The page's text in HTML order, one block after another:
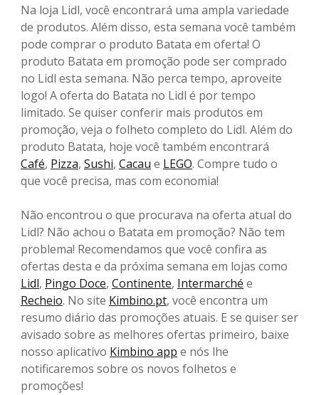
Na loja Lidl, você encontrará uma ampla variedade
de produtos. Além disso, esta semana você também
pode comprar o produto Batata em oferta! O
produto Batata em promoção pode ser comprado
no Lidl esta semana. Não perca tempo, aproveite
logo! A oferta do Batata no Lidl é por tempo
limitado. Se quiser conferir mais produtos em
promoção, veja o folheto completo do Lidl. Além do
produto Batata, hoje você também encontrará
Café, Pizza, Sushi, Cacau e LEGO. Compre tudo o
que você precisa, mas com economia!
Não encontrou o que procurava na oferta atual do
Lidl? Não achou o Batata em promoção? Não tem
problema! Recomendamos que você confira as
ofertas desta e da próxima semana em lojas como
Lidl, Pingo Doce, Continente, Intermarché e
Recheio. No site Kimbino.pt, você encontra um
resumo diário das promoções atuais. E se quiser ser
avisado sobre as melhores ofertas primeiro, baixe
nosso aplicativo Kimbino app e nós lhe
notificaremos sobre os novos folhetos e
promoções!